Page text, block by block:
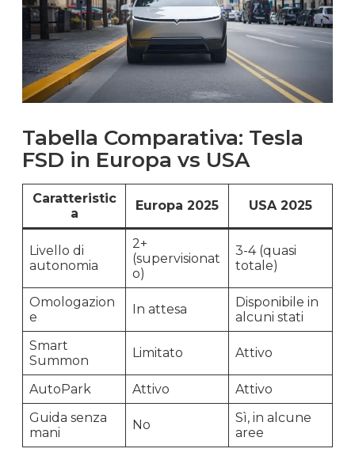
Tabella Comparativa: Tesla
FSD in Europa vs USA
Caratteristic
a
Europa 2025 USA 2025
Livello di
autonomia
2+
(supervisionat
o)
3-4 (quasi
totale)
Omologazion
e
In attesa
Disponibile in
alcuni stati
Smart
Summon
Limitato Attivo
AutoPark Attivo
Attivo
Guida senza
mani
No
Sì, in alcune
aree